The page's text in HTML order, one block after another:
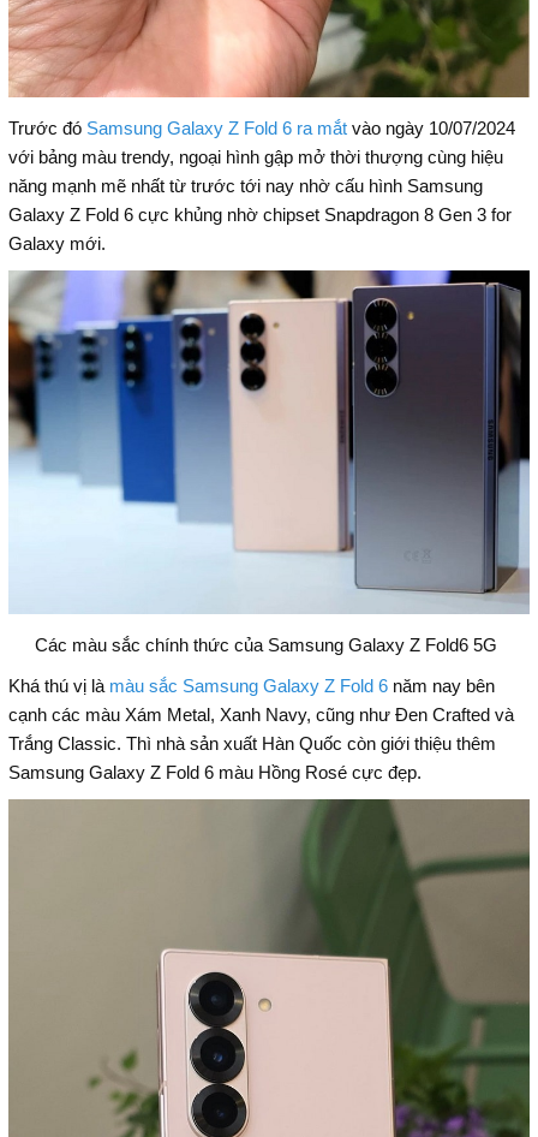
Trước đó Samsung Galaxy Z Fold 6 ra mắtvào ngày 10/07/2024
với bảng màu trendy, ngoại hình gập mở thời thượng cùng hiệu
năng mạnh mẽ nhất từ trước tới nay nhờ cấu hình Samsung
Galaxy Z Fold 6 cực khủng nhờ chipset Snapdragon 8 Gen 3 for
Galaxy mới.
Các màu sắc chính thức của Samsung Galaxy Z Fold6 5G
Khá thú vị là màu sắc Samsung Galaxy Z Fold 6năm nay bên
cạnh các màu Xám Metal, Xanh Navy, cũng như Đen Crafted và
Trắng Classic. Thì nhà sản xuất Hàn Quốc còn giới thiệu thêm
Samsung Galaxy Z Fold 6 màu Hồng Rosé cực đẹp.